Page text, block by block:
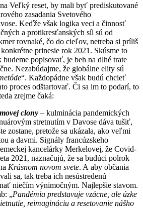
Veľký reset, by mali byť prediskutované
zasadania Svetového
Keďže však logika veci a činnosť
a protikresťanských síl sú od
rovnaké, čo do cieľov, netreba si príliš
prinesie rok 2021. Skúsme to
popisovať, je beh na dlhé trate
Nezabúdajme, že globálne elity sú
“. Každopádne však budú chcieť
proces odštartovať. Či sa im to podarí, to
zrejme čaká:
clony – kulminácia pandemických
stretnutím v Davose dáva tušiť,
zostane, pretože sa ukázala, ako veľmi
a davmi. Signály francúzskeho
kancelárky Merkelovej, že Covid-
2021, naznačujú, že sa budúci polrok
Krásnom novom svete. A aby občania
sa, tak treba ich nesústredenú
niečím výnimočným. Najlepšie stavom.
„Pandémia predstavuje vzácne, ale úzke
reimagináciu a resetovanie nášho